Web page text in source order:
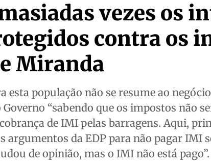
vezes os
contra os
Miranda
esta população não se resume ao
“sabendo que os impostos não
de IMI pelas barragens. Aqui,
argumentos da EDP para não pagar IMI
de opinião, mas o IMI não está pago”.